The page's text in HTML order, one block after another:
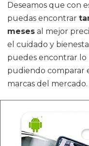
Deseamos que con
puedas encontrar
meses al mejor
el cuidado y
puedes encontrar lo
pudiendo comparar
marcas del mercado.